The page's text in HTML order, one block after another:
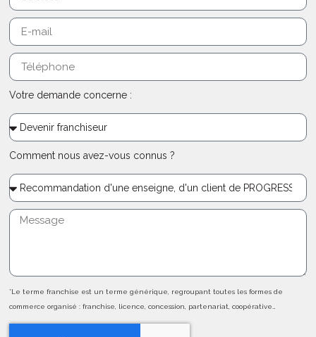
Votre demande concerne :
Comment nous avez-vous connus ?
*Le terme franchise est un terme générique, regroupant toutes les formes de
commerce organisé : franchise, licence, concession, partenariat, coopérative…